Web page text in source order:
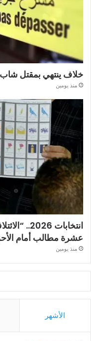
خلاف ينتهي بمقتل
منذ يومين
انتخابات
عشرة مطالب أمام
منذ يومين
الأشهر